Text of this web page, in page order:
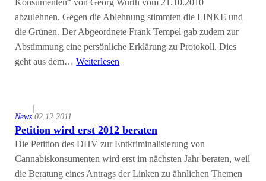
abzulehnen. Gegen die Ablehnung stimmten die LINKE und
die Grünen. Der Abgeordnete Frank Tempel gab zudem zur
Abstimmung eine persönliche Erklärung zu Protokoll. Dies
geht aus dem…Weiterlesen
News
|
02.12.2011
Petition wird erst 2012 beraten
Die Petition des DHV zur Entkriminalisierung von
Cannabiskonsumenten wird erst im nächsten Jahr beraten, weil
die Beratung eines Antrags der Linken zu ähnlichen Themen